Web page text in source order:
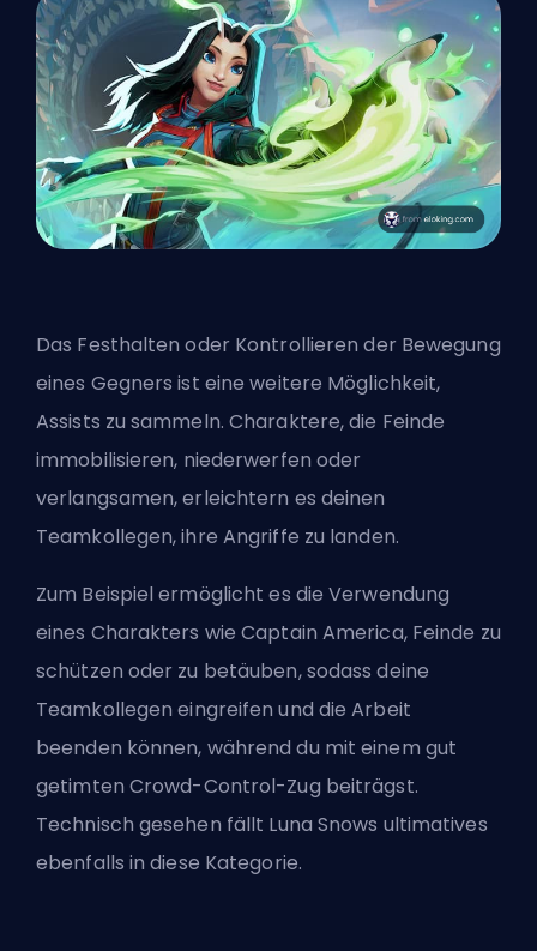
Das Festhalten oder Kontrollieren der Bewegung
eines Gegners ist eine weitere Möglichkeit,
Assists zu sammeln. Charaktere, die Feinde
immobilisieren, niederwerfen oder
verlangsamen, erleichtern es deinen
Teamkollegen, ihre Angriffe zu landen.
Zum Beispiel ermöglicht es die Verwendung
eines Charakters wie Captain America, Feinde zu
schützen oder zu betäuben, sodass deine
Teamkollegen eingreifen und die Arbeit
beenden können, während du mit einem gut
getimten Crowd-Control-Zug beiträgst.
Technisch gesehen fällt Luna Snows ultimatives
ebenfalls in diese Kategorie.